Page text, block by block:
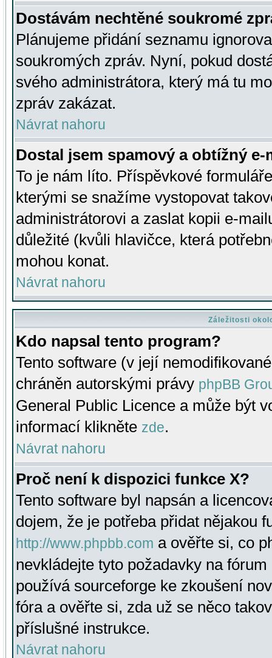
Dostávám nechtěné soukromé
Plánujeme přidání seznamu
soukromých zpráv. Nyní, pokud
svého administrátora, který má tu
zpráv zakázat.
Návrat nahoru
Dostal jsem spamový a obtížný
To je nám líto. Příspěvkové
kterými se snažíme vystopovat
administrátorovi a zaslat kopii e-
důležité (kvůli hlavičce, která
mohou konat.
Návrat nahoru
Záležitosti
Kdo napsal tento program?
Tento software (v její
chráněn autorskými právy phpBB
General Public Licence a může být
informací klikněte zde.
Návrat nahoru
Proč není k dispozici funkce X?
Tento software byl napsán a
dojem, že je potřeba přidat nějakou
http://www.phpbb.com a ověřte si, co
nevkládejte tyto požadavky na
používá sourceforge ke zkoušení
fóra a ověřte si, zda už se něco
příslušné instrukce.
Návrat nahoru